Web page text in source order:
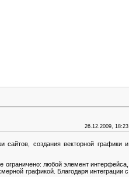
26.12.2009, 18:23
сайтов, создания векторной графики и
ограничено: любой элемент интерфейса,
графикой. Благодаря интеграции с